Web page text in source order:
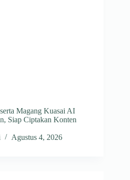
Magang Kuasai AI
Siap Ciptakan Konten
Agustus 4, 2026